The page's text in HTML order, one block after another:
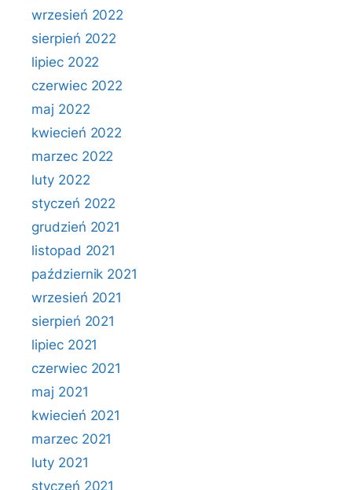
wrzesień 2022
sierpień 2022
lipiec 2022
czerwiec 2022
maj 2022
kwiecień 2022
marzec 2022
luty 2022
styczeń 2022
grudzień 2021
listopad 2021
październik 2021
wrzesień 2021
sierpień 2021
lipiec 2021
czerwiec 2021
maj 2021
kwiecień 2021
marzec 2021
luty 2021
styczeń 2021